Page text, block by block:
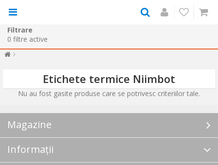
Filtrare
0 filtre active
Etichete termice Niimbot
Nu au fost gasite produse care se potrivesc criteriilor tale.
Magazine
Informații